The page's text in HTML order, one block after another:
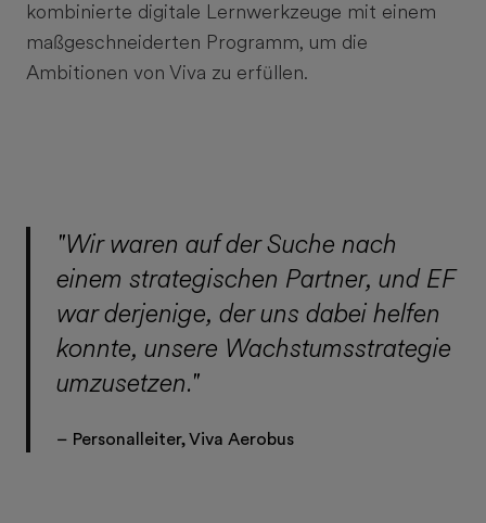
kombinierte digitale Lernwerkzeuge mit einem
maßgeschneiderten Programm, um die
Ambitionen von Viva zu erfüllen.
"Wir waren auf der Suche nach
einem strategischen Partner, und EF
war derjenige, der uns dabei helfen
konnte, unsere Wachstumsstrategie
umzusetzen."
– Personalleiter, Viva Aerobus